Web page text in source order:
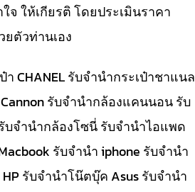
ให้เกียรติ โดยประเมินราคา
ตัวท่านเอง
CHANEL รับจำนำกระเป๋าชาแนล
รับจำนำกล้องแคนนอน รับ
บจำนำกล้องโซนี่ รับจำนำไอแพด
รับจำนำ iphone รับจำนำ
รับจำนำโน๊ตบุ๊ค Asus รับจำนำ